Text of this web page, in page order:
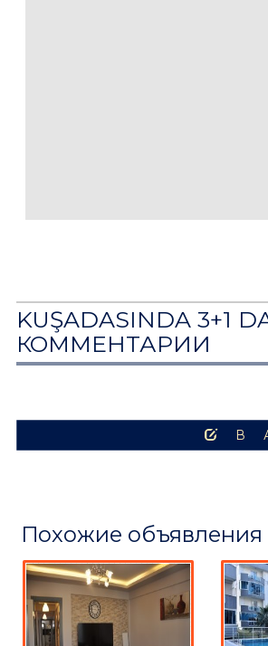
KUŞADASINDA 3+1
КОММЕНТАРИИ
Похожие объявления